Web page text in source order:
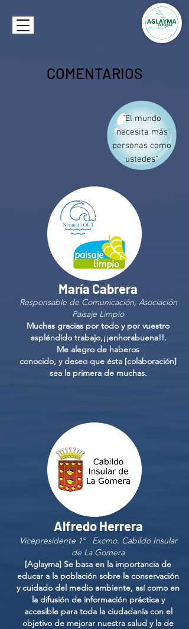
COMENTARIOS
"El mundo
necesita más
personas como
ustedes"
María Cabrera
Responsable de Comunicación, Asociación
Paisaje Limpio
Muchas gracias por todo y por vuestro
espléndido trabajo,¡¡enhorabuena!!.
Me alegro de haberos
conocido, y deseo que ésta [colaboración]
sea la primera de muchas.
Alfredo Herrera
Vicepresidente 1º Excmo. Cabildo Insular
de La Gomera
[Aglayma] Se basa en la importancia de
educar a la población sobre la conservación
y cuidado del medio ambiente, así como en
la difusión de información práctica y
accesible para toda la ciudadanía con el
objetivo de mejorar nuestra salud y la de